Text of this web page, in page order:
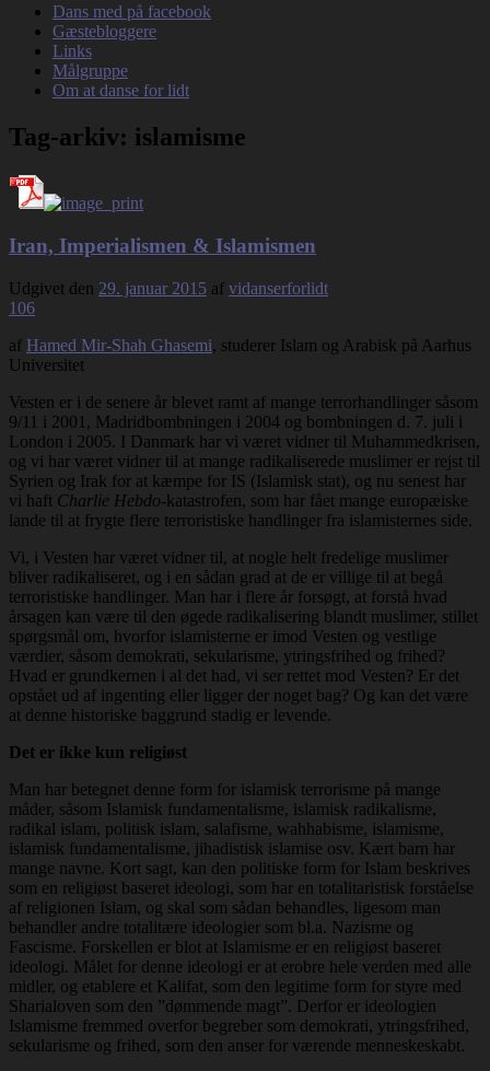
Dans med på facebook
Gæstebloggere
Links
Målgruppe
Om at danse for lidt
Tag-arkiv: islamisme
Iran, Imperialismen & Islamismen
Udgivet den 29. januar 2015 af vidanserforlidt
106
af Hamed Mir-Shah Ghasemi, studerer Islam og Arabisk på Aarhus
Universitet
Vesten er i de senere år blevet ramt af mange terrorhandlinger såsom
9/11 i 2001, Madridbombningen i 2004 og bombningen d. 7. juli i
London i 2005. I Danmark har vi været vidner til Muhammedkrisen,
og vi har været vidner til at mange radikaliserede muslimer er rejst til
Syrien og Irak for at kæmpe for IS (Islamisk stat), og nu senest har
vi haft Charlie Hebdo-katastrofen, som har fået mange europæiske
lande til at frygte flere terroristiske handlinger fra islamisternes side.
Vi, i Vesten har været vidner til, at nogle helt fredelige muslimer
bliver radikaliseret, og i en sådan grad at de er villige til at begå
terroristiske handlinger. Man har i flere år forsøgt, at forstå hvad
årsagen kan være til den øgede radikalisering blandt muslimer, stillet
spørgsmål om, hvorfor islamisterne er imod Vesten og vestlige
værdier, såsom demokrati, sekularisme, ytringsfrihed og frihed?
Hvad er grundkernen i al det had, vi ser rettet mod Vesten? Er det
opstået ud af ingenting eller ligger der noget bag? Og kan det være
at denne historiske baggrund stadig er levende.
Det er ikke kun religiøst
Man har betegnet denne form for islamisk terrorisme på mange
måder, såsom Islamisk fundamentalisme, islamisk radikalisme,
radikal islam, politisk islam, salafisme, wahhabisme, islamisme,
islamisk fundamentalisme, jihadistisk islamise osv. Kært barn har
mange navne. Kort sagt, kan den politiske form for Islam beskrives
som en religiøst baseret ideologi, som har en totalitaristisk forståelse
af religionen Islam, og skal som sådan behandles, ligesom man
behandler andre totalitære ideologier som bl.a. Nazisme og
Fascisme. Forskellen er blot at Islamisme er en religiøst baseret
ideologi. Målet for denne ideologi er at erobre hele verden med alle
midler, og etablere et Kalifat, som den legitime form for styre med
Sharialoven som den ”dømmende magt”. Derfor er ideologien
Islamisme fremmed overfor begreber som demokrati, ytringsfrihed,
sekularisme og frihed, som den anser for værende menneskeskabt.